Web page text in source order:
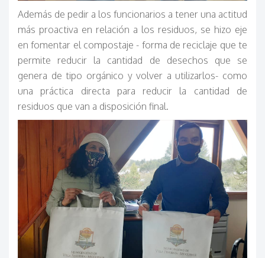
Además de pedir a los funcionarios a tener una actitud
más proactiva en relación a los residuos, se hizo eje
en fomentar el compostaje - forma de reciclaje que te
permite reducir la cantidad de desechos que se
genera de tipo orgánico y volver a utilizarlos- como
una práctica directa para reducir la cantidad de
residuos que van a disposición final.